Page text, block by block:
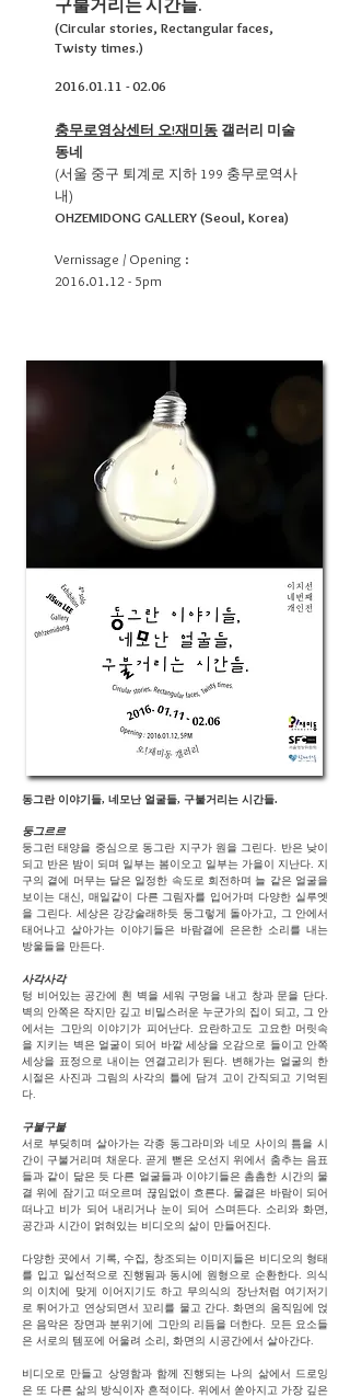
구불거리는 시간들.
(Circular stories, Rectangular faces,
Twisty times.)
2016.01.11 - 02.06
충무로영상센터 오!재미동 갤러리 미술
동네
(서울 중구 퇴계로 지하 199 충무로역사
내)
OHZEMIDONG GALLERY (Seoul, Korea)
Vernissage / Opening :
2016.01.12 - 5pm
동그란 이야기들, 네모난 얼굴들, 구불거리는 시간들.
둥그르르
둥그런 태양을 중심으로 동그란 지구가 원을 그린다. 반은 낮이
되고 반은 밤이 되며 일부는 봄이오고 일부는 가을이 지난다. 지
구의 곁에 머무는 달은 일정한 속도로 회전하며 늘 같은 얼굴을
보이는 대신, 매일같이 다른 그림자를 입어가며 다양한 실루엣
을 그린다. 세상은 강강술래하듯 둥그렇게 돌아가고, 그 안에서
태어나고 살아가는 이야기들은 바람결에 은은한 소리를 내는
방울들을 만든다.
사각사각
텅 비어있는 공간에 흰 벽을 세워 구멍을 내고 창과 문을 단다.
벽의 안쪽은 작지만 깊고 비밀스러운 누군가의 집이 되고, 그 안
에서는 그만의 이야기가 피어난다. 요란하고도 고요한 머릿속
을 지키는 벽은 얼굴이 되어 바깥 세상을 오감으로 들이고 안쪽
세상을 표정으로 내이는 연결고리가 된다. 변해가는 얼굴의 한
시절은 사진과 그림의 사각의 틀에 담겨 고이 간직되고 기억된
다.
구불구불
서로 부딪히며 살아가는 각종 동그라미와 네모 사이의 틈을 시
간이 구불거리며 채운다. 곧게 뻗은 오선지위에서 춤추는 음표
들과 같이 닮은 듯 다른 얼굴들과 이야기들은 촘촘한 시간의 물
결 위에 잠기고 떠오르며 끊임없이 흐른다. 물결은 바람이 되어
떠나고 비가 되어 내리거나 눈이 되어 스며든다.
소리와 화면,
공간과 시간이 얽혀있는 비디오의 삶이 만들어진다.
다양한 곳에서 기록, 수집, 창조되는 이미지들은 비디오의 형태
를 입고 일선적으로 진행됨과 동시에 원형으로 순환한다. 의식
의 이치에 맞게 이어지기도 하고 무의식의 장난처럼 여기저기
로 튀어가고 연상되면서 꼬리를 물고 간다. 화면의 움직임에 얹
은 음악은 장면과 분위기에 그만의 리듬을 더한다. 모든 요소들
은 서로의 템포에 어울려 소리, 화면의 시공간에서 살아간다.
비디오로 만들고 상영함과 함께 진행되는 나의 삶에서 드로잉
은 또 다른 삶의 방식이자 흔적이다. 위에서 쏟아지고 가장 깊은